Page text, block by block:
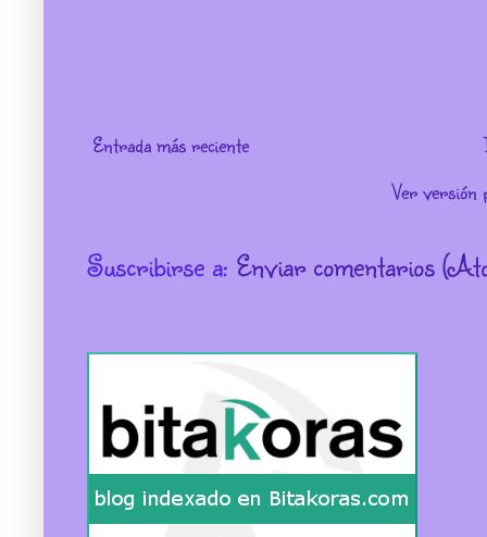
Entrada más reciente
Ver versión
Suscribirse a: Enviar comentarios